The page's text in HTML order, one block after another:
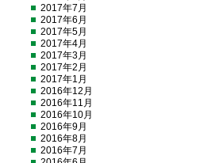
2017年7月
2017年6月
2017年5月
2017年4月
2017年3月
2017年2月
2017年1月
2016年12月
2016年11月
2016年10月
2016年9月
2016年8月
2016年7月